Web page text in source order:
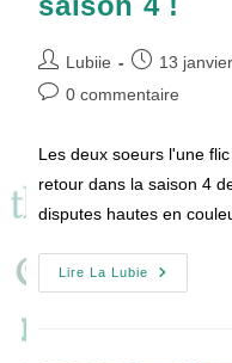
Auteur/autrice
de
Lubiie
Publication
publiée :
13
Commentaires
0 commentaire
Les deux soeurs l'une
retour dans la saison 4
disputes hautes en
Lire La Lubie
[VIDEO]
FACE